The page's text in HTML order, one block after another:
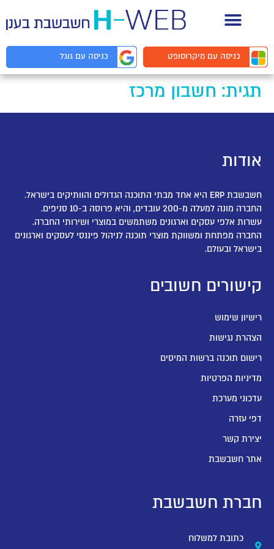
כניסה עםמיקרוסופט כניסה עם גוגל
תגית: חשבון מרכז
אודות
חשבשבת ERP היא אחד מבתי התוכנה הגדולים והוותיקים בישראל.
החברה מונה למעלה מ-200 עובדים, והיא פרוסה ב-10 סניפים.
עשרות אלפי עסקים וארגונים משתמשים במוצרי ושירותי החברה.
החברה מפתחת ומשווקת מוצרי תוכנה לניהול פיננסי לעסקים וארגונים
בישראל ובעולם.
קישורים חשובים
רישיון שימוש
הצהרת נגישות
רישום תוכנה ברשות המיסים
מדיניות הפרטיות
עדכוני מערכת
דפי עזרה
יצירת קשר
אתר חשבשבת
חברת חשבשבת
כתובת למשלוח